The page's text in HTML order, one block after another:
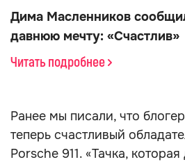
Дима Масленников
давнюю мечту: «Счастлив»
Читать подробнее
Ранее мы писали, что
теперь счастливый
Porsche 911. «Тачка,